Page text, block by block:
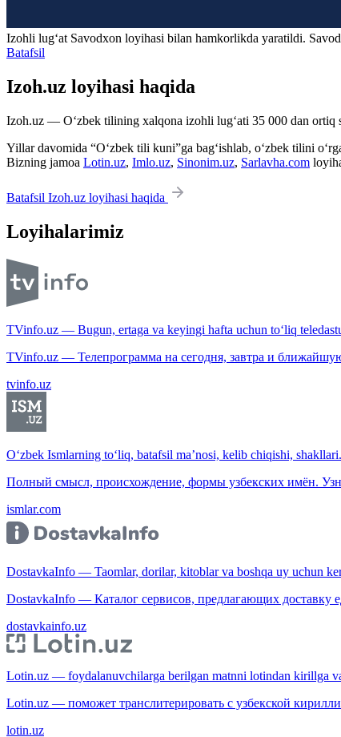
Izohli lugʻat Savodxon loyihasi bilan hamkorlikda yaratildi.
Batafsil
Izoh.uz loyihasi haqida
Izoh.uz — O‘zbek tilining xalqona izohli lug‘ati 35 000 dan ortiq
Yillar davomida “O‘zbek tili kuni”ga bag‘ishlab, o‘zbek tilini
Bizning jamoa Lotin.uz, Imlo.uz, Sinonim.uz, Sarlavha.com
Batafsil Izoh.uz loyihasi haqida
Loyihalarimiz
TVinfo.uz — Bugun, ertaga va keyingi hafta uchun to‘liq
TVinfo.uz — Телепрограмма на сегодня, завтра и
tvinfo.uz
O‘zbek Ismlarning to‘liq, batafsil ma’nosi, kelib chiqishi,
Полный смысл, происхождение, формы узбекских имён.
ismlar.com
DostavkaInfo — Taomlar, dorilar, kitoblar va boshqa uy uchun
DostavkaInfo — Каталог сервисов, предлагающих доставку
dostavkainfo.uz
Lotin.uz — foydalanuvchilarga berilgan matnni lotindan kirillga
Lotin.uz — поможет транслитерировать с узбекской
lotin.uz